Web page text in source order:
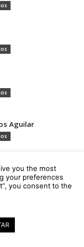
Aguilar
you the most
your preferences
you consent to the